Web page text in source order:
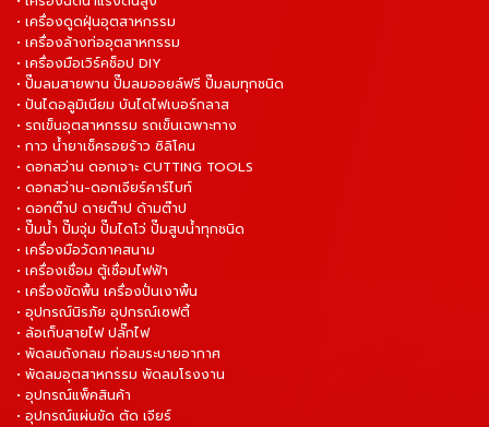
• เครื่องดูดฝุ่นอุตสาหกรรม
• เครื่องล้างท่ออุตสาหกรรม
• เครื่องมือเวิร์คช็อป DIY
• ปั๊มลมสายพาน ปั๊มลมออยล์ฟรี ปั๊มลมทุกชนิด
• ปันไดอลูมิเนียม บันไดไฟเบอร์กลาส
• รถเข็นอุตสาหกรรม รถเข็นเฉพาะทาง
• กาว น้ำยาเช็ครอยร้าว ซิลิโคน
• ดอกสว่าน ดอกเจาะ CUTTING TOOLS
• ดอกสว่าน-ดอกเจียร์คาร์ไบท์
• ดอกต๊าป ดายต๊าป ด้ามต๊าป
• ปั๊มน้ำ ปั๊มจุ่ม ปั๊มไดโว่ ปั๊มสูบน้ำทุกชนิด
• เครื่องมือวัดภาคสนาม
• เครื่องเชื่อม ตู้เชื่อมไฟฟ้า
• เครื่องขัดพื้น เครื่องปั่นเงาพื้น
• อุปกรณ์นิรภัย อุปกรณ์เซฟตี้
• ล้อเก็บสายไฟ ปลั๊กไฟ
• พัดลมถังกลม ท่อลมระบายอากาศ
• พัดลมอุตสาหกรรม พัดลมโรงงาน
• อุปกรณ์แพ็คสินค้า
• อุปกรณ์แผ่นขัด ตัด เจียร์